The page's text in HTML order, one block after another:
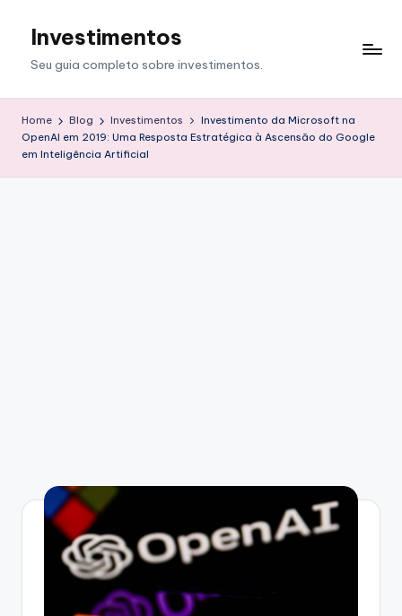
Investimentos
Seu guia completo sobre investimentos.
Home Blog Investimentos
Investimento da Microsoft na
OpenAI em 2019: Uma Resposta Estratégica à Ascensão do Google
em Inteligência Artificial